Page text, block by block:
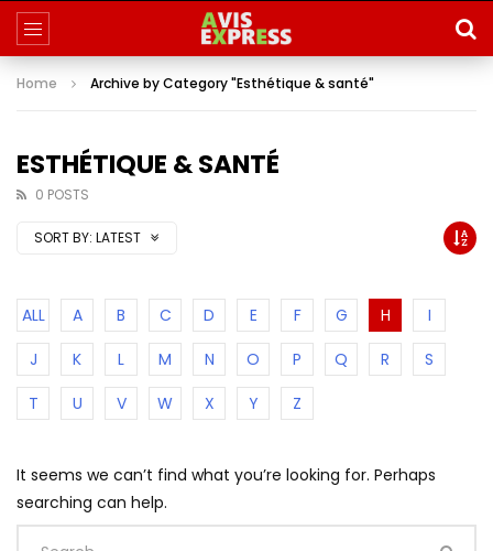
Home Archive by Category "Esthétique & santé"
ESTHÉTIQUE & SANTÉ
0 POSTS
SORT BY: LATEST
ALL A B C D E F G H
I
J
K L M N O P Q R
S
T
U V W X Y Z
It seems we can’t find what you’re looking for. Perhaps
searching can help.